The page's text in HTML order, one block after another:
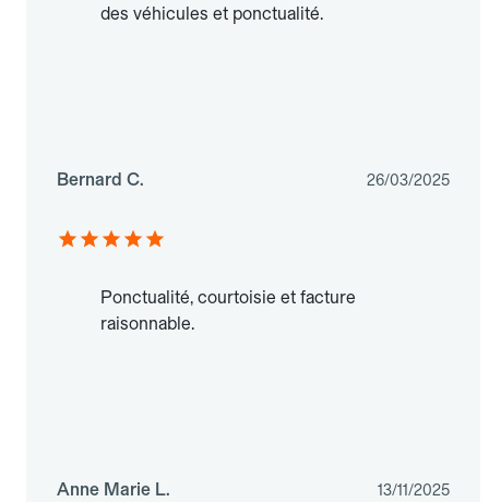
des véhicules et ponctualité.
Bernard C. 26/03/2025
Ponctualité, courtoisie et facture
raisonnable.
Anne Marie L. 13/11/2025